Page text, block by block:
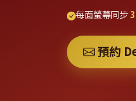
每面螢幕同步
預約